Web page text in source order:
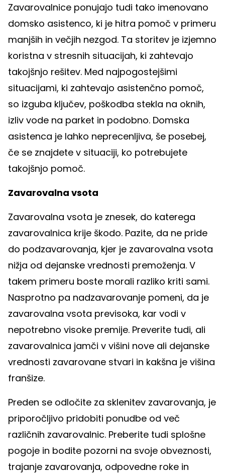
Zavarovalnice ponujajo tudi tako imenovano
domsko asistenco, ki je hitra pomoč v primeru
manjših in večjih nezgod. Ta storitev je izjemno
koristna v stresnih situacijah, ki zahtevajo
takojšnjo rešitev. Med najpogostejšimi
situacijami, ki zahtevajo asistenčno pomoč,
so izguba ključev, poškodba stekla na oknih,
izliv vode na parket in podobno. Domska
asistenca je lahko neprecenljiva, še posebej,
če se znajdete v situaciji, ko potrebujete
takojšnjo pomoč.
Zavarovalna vsota
Zavarovalna vsota je znesek, do katerega
zavarovalnica krije škodo. Pazite, da ne pride
do podzavarovanja, kjer je zavarovalna vsota
nižja od dejanske vrednosti premoženja. V
takem primeru boste morali razliko kriti sami.
Nasprotno pa nadzavarovanje pomeni, da je
zavarovalna vsota previsoka, kar vodi v
nepotrebno visoke premije. Preverite tudi, ali
zavarovalnica jamči v višini nove ali dejanske
vrednosti zavarovane stvari in kakšna je višina
franšize.
Preden se odločite za sklenitev zavarovanja, je
priporočljivo pridobiti ponudbe od več
različnih zavarovalnic. Preberite tudi splošne
pogoje in bodite pozorni na svoje obveznosti,
trajanje zavarovanja, odpovedne roke in